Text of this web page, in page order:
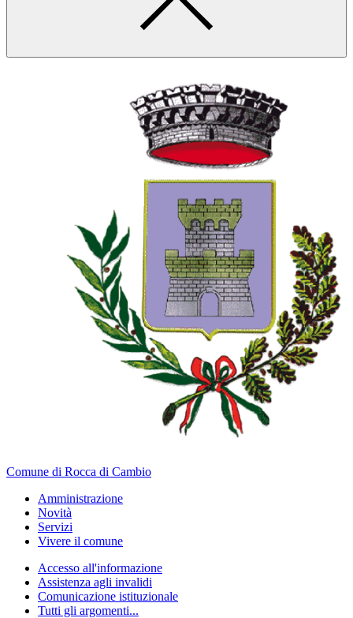
Comune di Rocca di Cambio
Amministrazione
Novità
Servizi
Vivere il comune
Accesso all'informazione
Assistenza agli invalidi
Comunicazione istituzionale
Tutti gli argomenti...